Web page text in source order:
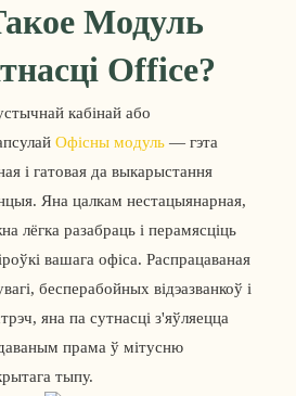
Модуль
Office?
кабінай або
Офісны модуль — гэта
і гатовая да выкарыстання
Яна цалкам нестацыянарная,
лёгка разабраць і перамясціць
вашага офіса. Распрацаваная
бесперабойных відэазванкоў і
яна па сутнасці з'яўляецца
прама ў мітусню
тыпу.